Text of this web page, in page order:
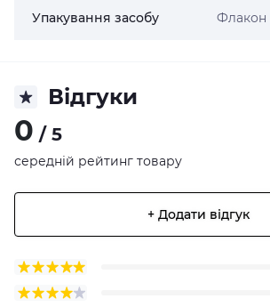
Упакування засобу Флакон
Відгуки
0 / 5
середній рейтинг товару
+ Додати відгук